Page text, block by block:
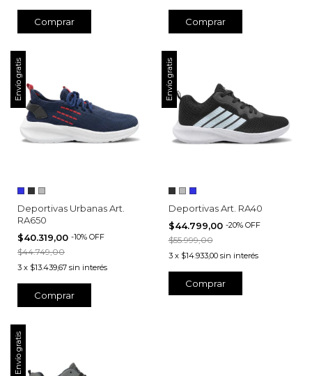
Comprar Comprar
Envío gratis
Deportivas Urbanas Art.
RA650
$40.319,00 -10% OFF
$44.749,00
3 x $13.439,67 sin interés
Comprar
Envío gratis
Deportivas Art. RA40
$44.799,00 -20% OFF
$55.999,00
3 x $14.933,00 sin interés
Comprar
Envío gratis